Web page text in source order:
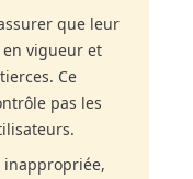
que leur
vigueur et
Ce
pas les
inappropriée,